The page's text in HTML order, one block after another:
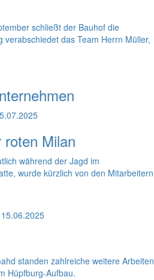
schließt der Bauhof die
verabschiedet das Team Herrn Müller,
Milan
während der Jagd im
wurde kürzlich von den Mitarbeitern
standen zahlreiche weitere Arbeiten
Hüpfburg-Aufbau.